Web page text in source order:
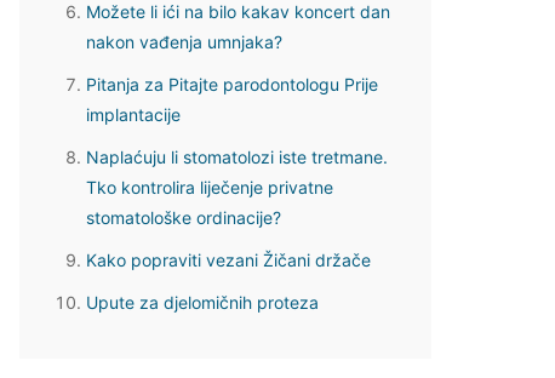
Možete li ići na bilo kakav koncert dan
nakon vađenja umnjaka?
Pitanja za Pitajte parodontologu Prije
implantacije
Naplaćuju li stomatolozi iste tretmane.
Tko kontrolira liječenje privatne
stomatološke ordinacije?
Kako popraviti vezani Žičani držače
Upute za djelomičnih proteza